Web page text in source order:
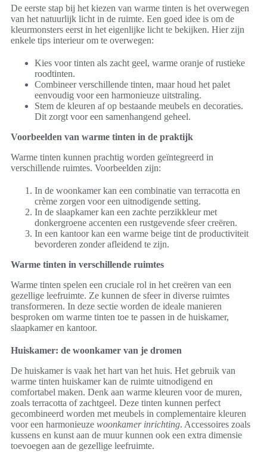
De eerste stap bij het kiezen van warme tinten is het overwegen
van het natuurlijk licht in de ruimte. Een goed idee is om de
kleurmonsters eerst in het eigenlijke licht te bekijken. Hier zijn
enkele tips interieur om te overwegen:
Kies voor tinten als zacht geel, warme oranje of rustieke
roodtinten.
Combineer verschillende tinten, maar houd het palet
eenvoudig voor een harmonieuze uitstraling.
Stem de kleuren af op bestaande meubels en decoraties.
Dit zorgt voor een samenhangend geheel.
Voorbeelden van warme tinten in de praktijk
Warme tinten kunnen prachtig worden geïntegreerd in
verschillende ruimtes. Voorbeelden zijn:
In de woonkamer kan een combinatie van terracotta en
crème zorgen voor een uitnodigende setting.
In de slaapkamer kan een zachte perzikkleur met
donkergroene accenten een rustgevende sfeer creëren.
In een kantoor kan een warme beige tint de productiviteit
bevorderen zonder afleidend te zijn.
Warme tinten in verschillende ruimtes
Warme tinten spelen een cruciale rol in het creëren van een
gezellige leefruimte. Ze kunnen de sfeer in diverse ruimtes
transformeren. In deze sectie worden de ideale manieren
besproken om warme tinten toe te passen in de huiskamer,
slaapkamer en kantoor.
Huiskamer: de woonkamer van je dromen
De huiskamer is vaak het hart van het huis. Het gebruik van
warme tinten huiskamer kan de ruimte uitnodigend en
comfortabel maken. Denk aan warme kleuren voor de muren,
zoals terracotta of zachtgeel. Deze tinten kunnen perfect
gecombineerd worden met meubels in complementaire kleuren
voor een harmonieuze woonkamer inrichting. Accessoires zoals
kussens en kunst aan de muur kunnen ook een extra dimensie
toevoegen aan de gezellige leefruimte.